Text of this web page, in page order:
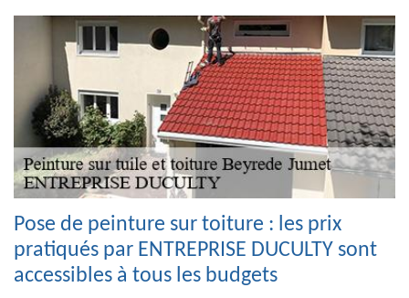
Pose de peinture sur toiture : les prix
pratiqués par ENTREPRISE DUCULTY sont
accessibles à tous les budgets